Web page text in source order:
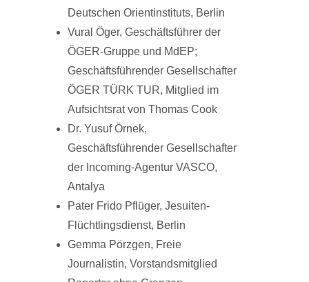
Deutschen Orientinstituts, Berlin
Vural Öger, Geschäftsführer der
ÖGER-Gruppe und MdEP;
Geschäftsführender Gesellschafter
ÖGER TÜRK TUR, Mitglied im
Aufsichtsrat von Thomas Cook
Dr. Yusuf Örnek,
Geschäftsführender Gesellschafter
der Incoming-Agentur VASCO,
Antalya
Pater Frido Pflüger, Jesuiten-
Flüchtlingsdienst, Berlin
Gemma Pörzgen, Freie
Journalistin, Vorstandsmitglied